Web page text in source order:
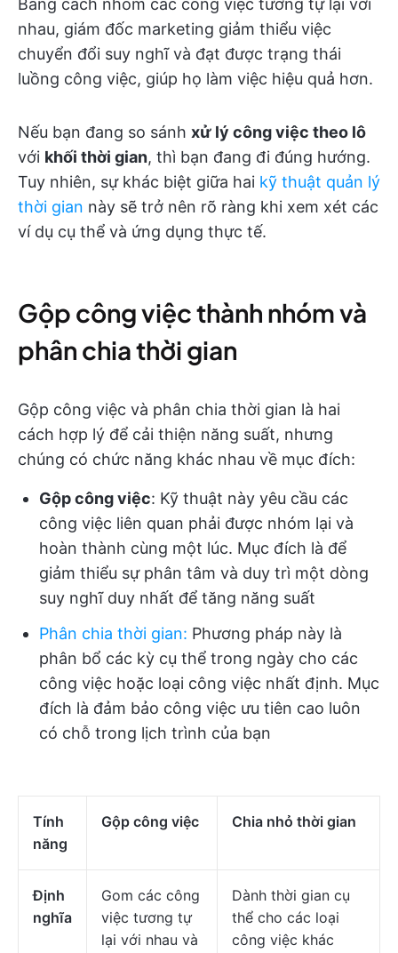
Bằng cách nhóm các công việc tương tự lại với
nhau, giám đốc marketing giảm thiểu việc
chuyển đổi suy nghĩ và đạt được trạng thái
luồng công việc, giúp họ làm việc hiệu quả hơn.
Nếu bạn đang so sánh xử lý công việc theo lô
với khối thời gian, thì bạn đang đi đúng hướng.
Tuy nhiên, sự khác biệt giữa hai kỹ thuật quản lý
thời gian này sẽ trở nên rõ ràng khi xem xét các
ví dụ cụ thể và ứng dụng thực tế.
Gộp công việc thành nhóm và
phân chia thời gian
Gộp công việc và phân chia thời gian là hai
cách hợp lý để cải thiện năng suất, nhưng
chúng có chức năng khác nhau về mục đích:
Gộp công việc: Kỹ thuật này yêu cầu các
công việc liên quan phải được nhóm lại và
hoàn thành cùng một lúc. Mục đích là để
giảm thiểu sự phân tâm và duy trì một dòng
suy nghĩ duy nhất để tăng năng suất
Phân chia thời gian: Phương pháp này là
phân bổ các kỳ cụ thể trong ngày cho các
công việc hoặc loại công việc nhất định. Mục
đích là đảm bảo công việc ưu tiên cao luôn
có chỗ trong lịch trình của bạn
Tính
năng
Gộp công việc Chia nhỏ thời gian
Định
nghĩa
Gom các công
việc tương tự
lại với nhau và
Dành thời gian cụ
thể cho các loại
công việc khác